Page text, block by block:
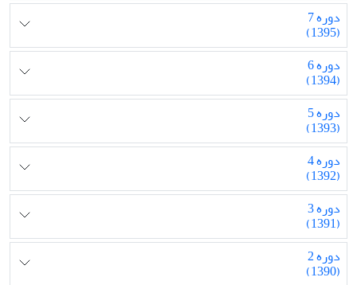
دوره 7
(1395)
دوره 6
(1394)
دوره 5
(1393)
دوره 4
(1392)
دوره 3
(1391)
دوره 2
(1390)